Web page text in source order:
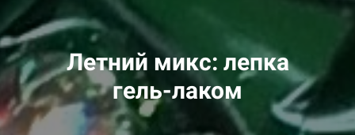
Летний микс: лепка
гель-лаком